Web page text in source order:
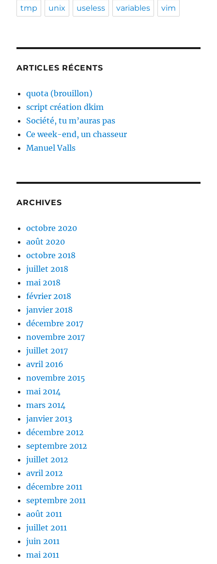
tmp unix useless variables vim
ARTICLES RÉCENTS
quota (brouillon)
script création dkim
Société, tu m’auras pas
Ce week-end, un chasseur
Manuel Valls
ARCHIVES
octobre 2020
août 2020
octobre 2018
juillet 2018
mai 2018
février 2018
janvier 2018
décembre 2017
novembre 2017
juillet 2017
avril 2016
novembre 2015
mai 2014
mars 2014
janvier 2013
décembre 2012
septembre 2012
juillet 2012
avril 2012
décembre 2011
septembre 2011
août 2011
juillet 2011
juin 2011
mai 2011